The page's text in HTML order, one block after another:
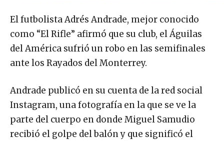
El futbolista Adrés Andrade, mejor conocido
como “El Rifle” afirmó que su club, el Águilas
del América sufrió un robo en las semifinales
ante los Rayados del Monterrey.
Andrade publicó en su cuenta de la red social
Instagram, una fotografía en la que se ve la
parte del cuerpo en donde Miguel Samudio
recibió el golpe del balón y que significó el